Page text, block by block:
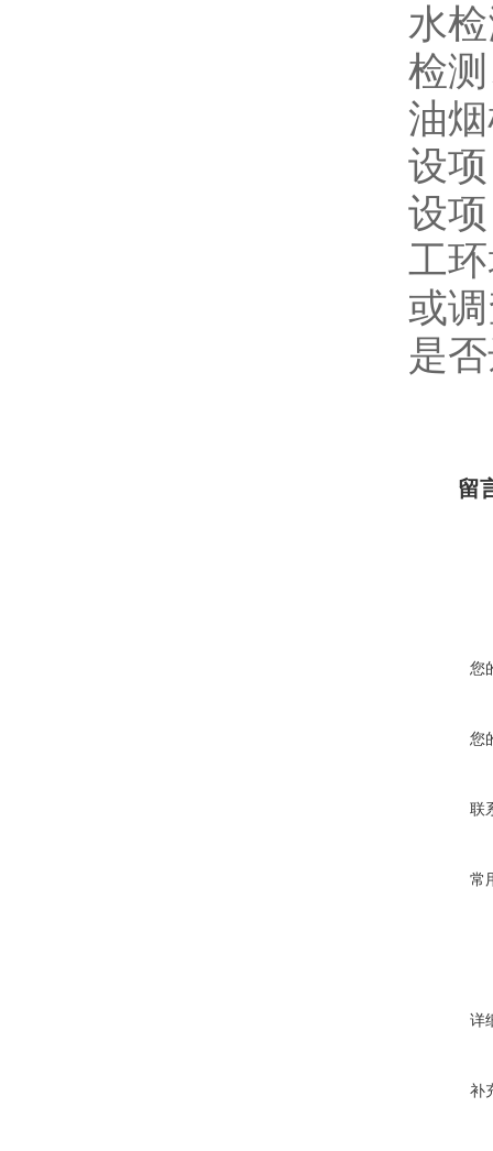
水
检
油
设
设
工
或
是
留
您
您
联
常
详
补